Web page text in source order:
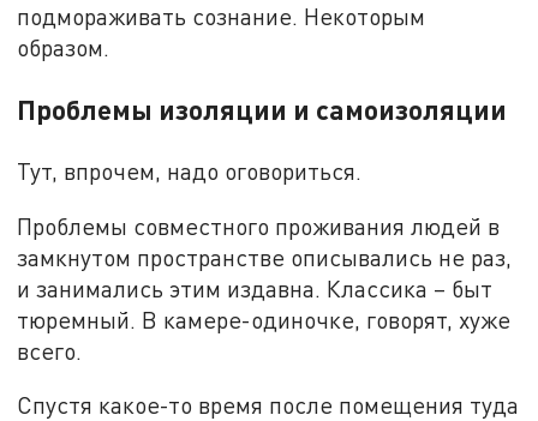
подмораживать сознание. Некоторым
образом.
Проблемы изоляции и самоизоляции
Тут, впрочем, надо оговориться.
Проблемы совместного проживания людей в
замкнутом пространстве описывались не раз,
и занимались этим издавна. Классика – быт
тюремный. В камере-одиночке, говорят, хуже
всего.
Спустя какое-то время после помещения туда